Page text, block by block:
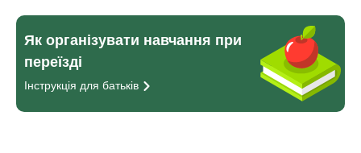
Як організувати навчання при
переїзді
Інструкція для батьків